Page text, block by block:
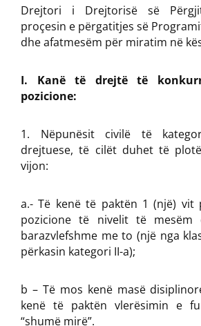
Drejtori i Drejtorisë së
proçesin e përgatitjes së
dhe afatmesëm për miratim në
I. Kanë të drejtë të
pozicione:
Nëpunësit civilë të
drejtuese, të cilët duhet të
vijon:
a.- Të kenë të paktën 1 (një) vit
pozicione të nivelit të mesëm
barazvlefshme me to (një nga
përkasin kategori II-a);
b – Të mos kenë masë
kenë të paktën vlerësimin e
“shumë mirë”.